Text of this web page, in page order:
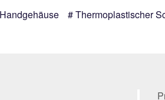
Handgehäuse Thermoplastischer